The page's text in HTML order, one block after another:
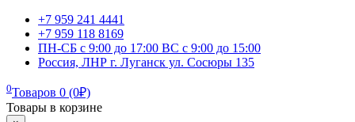
+7 959 241 4441
+7 959 118 8169
ПН-СБ с 9:00 до 17:00 ВС с 9:00 до 15:00
Россия, ЛНР г. Луганск ул. Сосюры 135
0Товаров 0 (0₽)
Товары в корзине